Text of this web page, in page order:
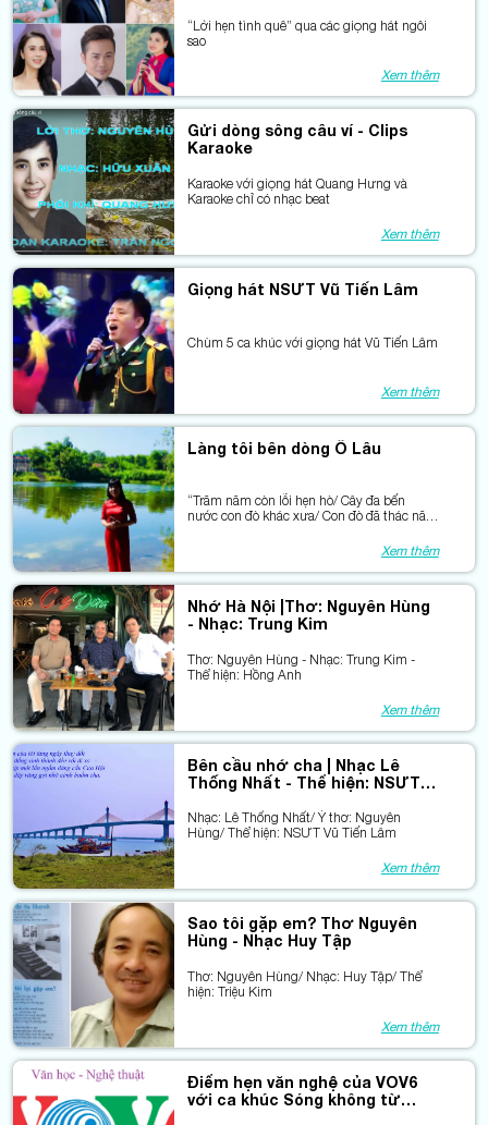
“Lời hẹn tình quê” qua các giọng hát ngôi
sao
Xem thêm
Gửi dòng sông câu ví - Clips
Karaoke
Karaoke với giọng hát Quang Hưng và
Karaoke chỉ có nhạc beat
Xem thêm
Giọng hát NSƯT Vũ Tiến Lâm
Chùm 5 ca khúc với giọng hát Vũ Tiến Lâm
Xem thêm
Làng tôi bên dòng Ô Lâu
“Trăm năm còn lỗi hẹn hò/ Cây đa bến
nước con đò khác xưa/ Con đò đã thác năm
Xem thêm
Nhớ Hà Nội |Thơ: Nguyên Hùng
- Nhạc: Trung Kim
Thơ: Nguyên Hùng - Nhạc: Trung Kim -
Thể hiện: Hồng Anh
Xem thêm
Bên cầu nhớ cha | Nhạc Lê
Thống Nhất - Thể hiện: NSƯT
Nhạc: Lê Thống Nhất/ Ý thơ: Nguyên
Hùng/ Thể hiện: NSƯT Vũ Tiến Lâm
Xem thêm
Sao tôi gặp em? Thơ Nguyên
Hùng - Nhạc Huy Tập
Thơ: Nguyên Hùng/ Nhạc: Huy Tập/ Thể
hiện: Triệu Kim
Xem thêm
Điểm hẹn văn nghệ của VOV6
với ca khúc Sóng không từ